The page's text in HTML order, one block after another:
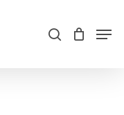
search